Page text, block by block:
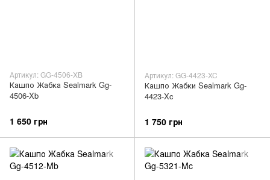
Артикул: GG-4506-XB
Кашпо Жабка Sealmark Gg-
4506-Xb
1 650 грн
Артикул: GG-4423-XC
Кашпо Жабки Sealmark Gg-
4423-Xc
1 750 грн